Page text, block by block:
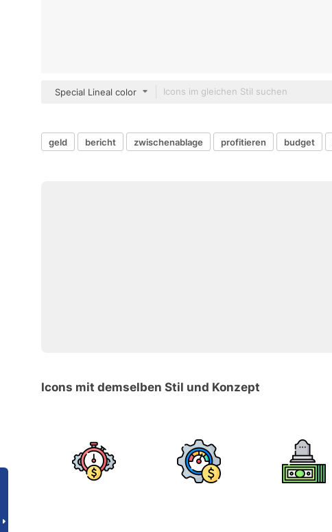
Special Lineal color
geld bericht zwischenablage profitieren budget
Icons mit demselben Stil und Konzept